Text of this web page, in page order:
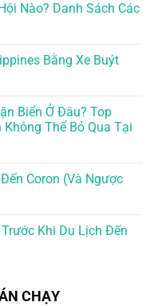
Nào? Danh Sách Các
Bằng Xe Buýt
Biển Ở Đâu? Top
Thể Bỏ Qua Tại
Coron (Và Ngược
Khi Du Lịch Đến
CHẠY